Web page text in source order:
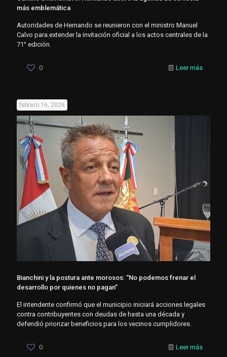
más emblemática
Autoridades de Hernando se reunieron con el ministro Manuel
Calvo para extender la invitación oficial a los actos centrales de la
71° edición.
0 Leer más
febrero 16, 2026
Bianchini y la postura ante morosos: “No podemos frenar el
desarrollo por quienes no pagan”
El intendente confirmó que el municipio iniciará acciones legales
contra contribuyentes con deudas de hasta una década y
defendió priorizar beneficios para los vecinos cumplidores.
0 Leer más